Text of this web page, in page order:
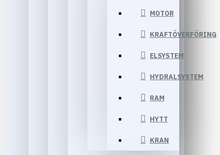
MOTOR
KRAFTÖVERFÖRING
ELSYSTEM
HYDRALSYSTEM
RAM
HYTT
KRAN